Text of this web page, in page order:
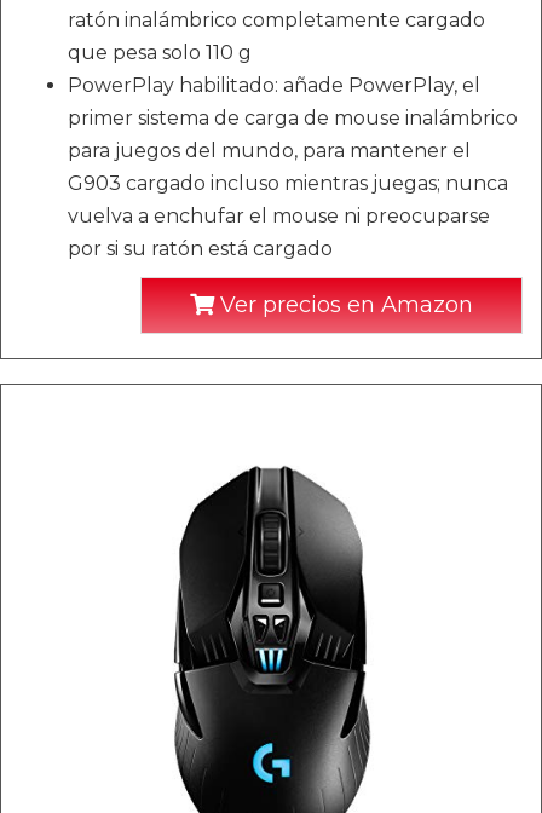
ratón inalámbrico completamente cargado
que pesa solo 110 g
PowerPlay habilitado: añade PowerPlay, el
primer sistema de carga de mouse inalámbrico
para juegos del mundo, para mantener el
G903 cargado incluso mientras juegas; nunca
vuelva a enchufar el mouse ni preocuparse
por si su ratón está cargado
Ver precios en Amazon